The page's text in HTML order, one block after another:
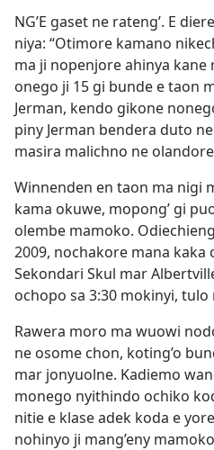
NG’E gaset ne rateng’. E
niya: “Otimore kamano
ma ji nopenjore ahinya kane
onego ji 15 gi bunde e taon
Jerman, kendo gikone
piny Jerman bendera duto
masira malichno ne
Winnenden en taon ma nigi
kama okuwe, mopong’ gi
olembe mamoko.
2009, nochakore mana
Sekondari Skul mar
ochopo sa 3:30 mokinyi,
Rawera moro ma wuowi
ne osome chon, koting’o
mar jonyuolne. Kadiemo
monego nyithindo ochiko
nitie e klase adek koda e
nohinyo ji mang’eny